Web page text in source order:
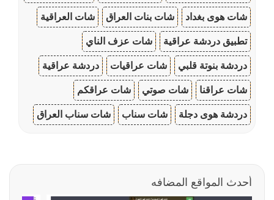
شات هوى بغداد شات بنات العراق شات العراقية
تطبيق دردشة عراقية شات عزف الناي
دردشة بنوتة قلبي شات عراقيات دردشة عراقية
شات عراقنا شات صوتي شات عراقكم
دردشة هوى دجلة شات سناب شات سناب العراق
أحدث المواقع المضافه